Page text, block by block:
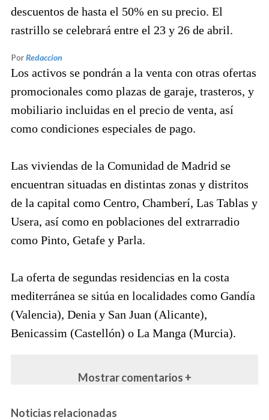
descuentos de hasta el 50% en su precio. El
rastrillo se celebrará entre el 23 y 26 de abril.
PorRedaccion
Los activos se pondrán a la venta con otras ofertas
promocionales como plazas de garaje, trasteros, y
mobiliario incluidas en el precio de venta, así
como condiciones especiales de pago.
Las viviendas de la Comunidad de Madrid se
encuentran situadas en distintas zonas y distritos
de la capital como Centro, Chamberí, Las Tablas y
Usera, así como en poblaciones del extrarradio
como Pinto, Getafe y Parla.
La oferta de segundas residencias en la costa
mediterránea se sitúa en localidades como Gandía
(Valencia), Denia y San Juan (Alicante),
Benicassim (Castellón) o La Manga (Murcia).
Mostrar comentarios +
Noticias relacionadas